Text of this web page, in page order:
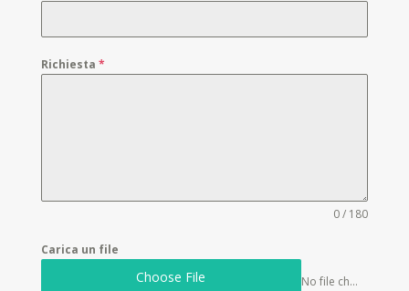
Richiesta *
0 / 180
Carica un file
Choose File No file chosen